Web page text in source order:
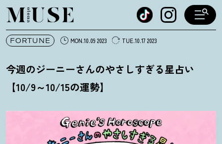
オトナミューズ ウェブ
FORTUNE MON.10.09 2023 TUE.10.17 2023
今週のジーニーさんのやさしすぎる星占い
【10/9～10/15の運勢】